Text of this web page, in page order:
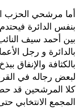
أما مرشحي الحزب
بنفس الدائرة
بين أحمد سيف
بالدائرة و رجل
بالكثافة والإنفاق
لبعض رجاله في
كلا المرشحين قد
المجمع الانتخابي